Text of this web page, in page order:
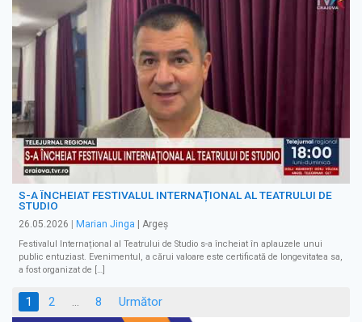
S-A ÎNCHEIAT FESTIVALUL INTERNAȚIONAL AL TEATRULUI DE
STUDIO
26.05.2026 Marian Jinga | Argeș
Festivalul Internațional al Teatrului de Studio s-a încheiat în aplauzele unui
public entuziast. Evenimentul, a cărui valoare este certificată de longevitatea sa,
a fost organizat de […]
Paginație
1 2 … 8 Următor